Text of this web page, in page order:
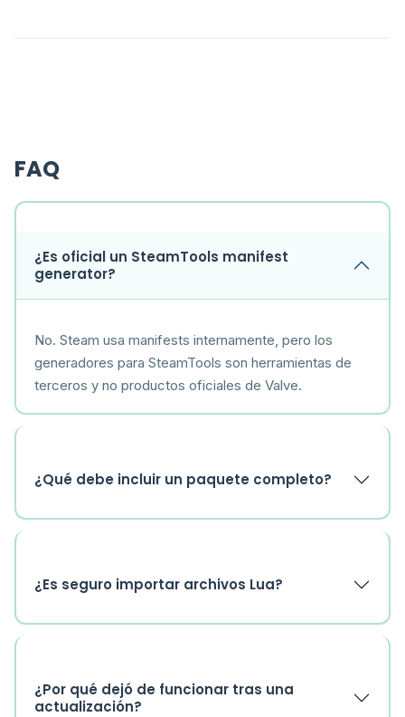
FAQ
¿Es oficial un SteamTools manifest
generator?
No. Steam usa manifests internamente, pero los
generadores para SteamTools son herramientas de
terceros y no productos oficiales de Valve.
¿Qué debe incluir un paquete completo?
¿Es seguro importar archivos Lua?
¿Por qué dejó de funcionar tras una
actualización?